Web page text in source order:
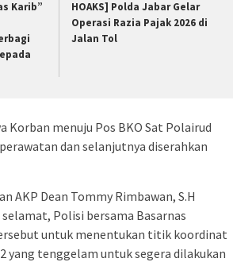
Karib”
HOAKS] Polda Jabar Gelar
Operasi Razia Pajak 2026 di
Jalan Tol
Korban menuju Pos BKO Sat Polairud
dan selanjutnya diserahkan
AKP Dean Tommy Rimbawan, S.H
Polisi bersama Basarnas
untuk menentukan titik koordinat
yang tenggelam untuk segera dilakukan